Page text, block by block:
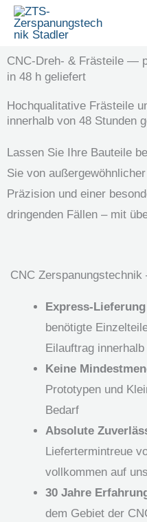
Zum
Inhalt
CNC-Dreh- & Frästeile —
in 48 h geliefert
Hochqualitative Frästeile
innerhalb von 48 Stunden
Lassen Sie Ihre Bauteile
Sie von
Präzision und einer
dringenden Fällen – mit
CNC
Express-Lieferung
benötigte
Eilauftrag
Keine
Prototypen und
Bedarf
Absolute
Liefertermintreue
vollkommen auf
30 Jahre
dem Gebiet der